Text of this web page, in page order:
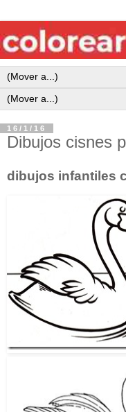
16/1/16
Dibujos cisnes
dibujos infantiles